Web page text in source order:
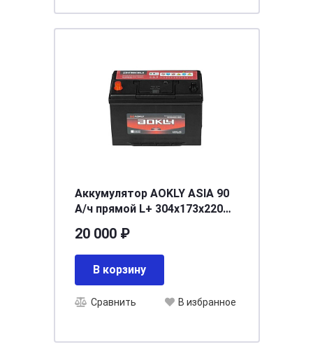
Аккумулятор AOKLY ASIA 90
А/ч прямой L+ 304x173x220
20 000 ₽
В корзину
Сравнить В избранное